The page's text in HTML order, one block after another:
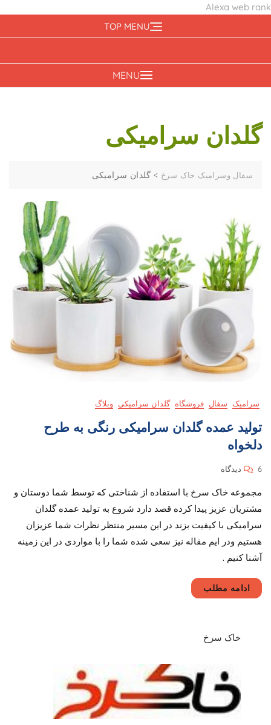
Alexa web rank
to
TOP MENU
MENU
گلدان سرامیکی
سفال وسرامیک خاک سرخ > گلدان سرامیکی
سرامیک سفال فروشگاه گلدان سرامیکی وبلاگ
تولید عمده گلدان سرامیکی رنگی به طرح
دلخواه
6 دیدگاه
عمده
سرامیکی
رنگی
به
مجموعه خاک سرخ با استفاده از شناختی که توسط شما دوستان و
مشتریان عزیز پیدا کرده قصد دارد شروع به تولید عمده گلدان
سرامیکی با کیفیت بزند در این مسیر منتظر نظرات شما عزیزان
هستیم ودر ایم مقاله نیز سعی شده شما را با مواردی در این زمینه
آشنا کنیم .
ادامه مطلب
خاک سرخ